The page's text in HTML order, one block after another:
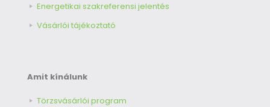
Energetikai szakreferensi jelentés
Vásárlói tájékoztató
Amit kínálunk
Törzsvásárlói program